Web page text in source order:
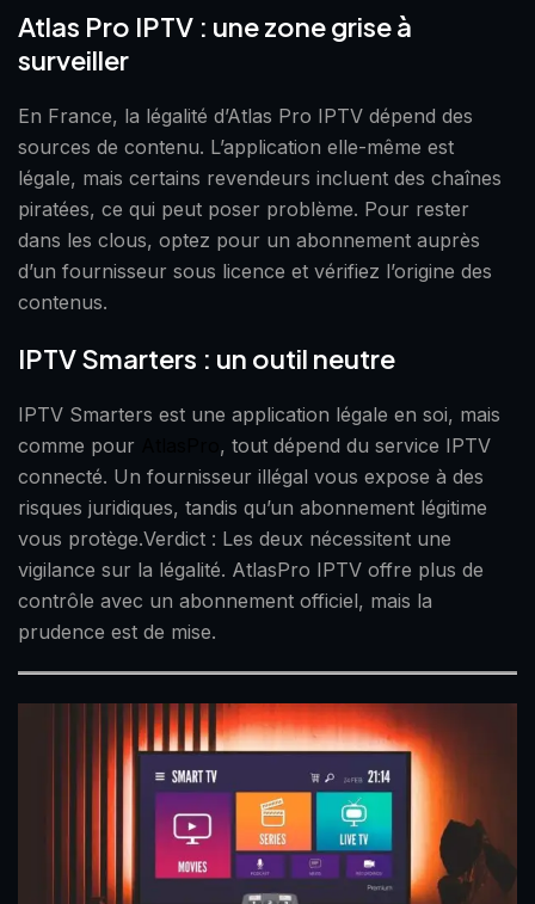
Atlas Pro IPTV : une zone grise à
surveiller
En France, la légalité d’Atlas Pro IPTV dépend des
sources de contenu. L’application elle-même est
légale, mais certains revendeurs incluent des chaînes
piratées, ce qui peut poser problème. Pour rester
dans les clous, optez pour un abonnement auprès
d’un fournisseur sous licence et vérifiez l’origine des
contenus.
IPTV Smarters : un outil neutre
IPTV Smarters est une application légale en soi, mais
comme pour
, tout dépend du service IPTV
connecté. Un fournisseur illégal vous expose à des
risques juridiques, tandis qu’un abonnement légitime
vous protège.Verdict : Les deux nécessitent une
vigilance sur la légalité. AtlasPro IPTV offre plus de
contrôle avec un abonnement officiel, mais la
prudence est de mise.